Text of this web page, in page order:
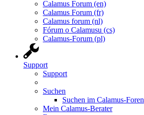
Calamus Forum (en)
Calamus Forum (fr)
Calamus forum (nl)
Fórum o Calamusu (cs)
Calamus-Forum (pl)
Support
Support
Suchen
Suchen im Calamus-Foren
Mein Calamus-Berater